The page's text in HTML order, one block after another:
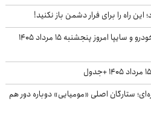
راه را برای فرار دشمن باز نکنید!
تغییر تند قیمت محصولات ایران‌خودرو و سایپا امروز پنجشنبه ۱۵ مرداد ۱۴۰۵
ستارگان اصلی «مومیایی» دوباره دور هم